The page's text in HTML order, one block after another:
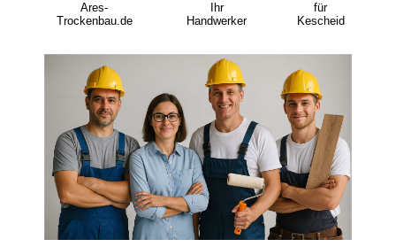
Ares-
Trockenbau.de
Ihr
Handwerker
für
Kescheid